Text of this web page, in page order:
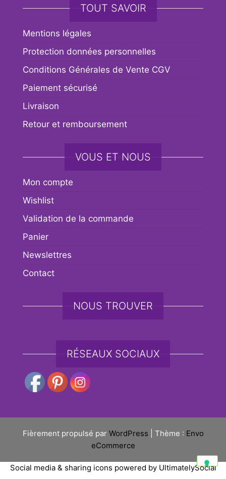
TOUT SAVOIR
Mentions légales
Protection données personnelles
Conditions Générales de Vente CGV
Paiement sécurisé
Livraison
Retour et remboursement
VOUS ET NOUS
Mon compte
Wishlist
Validation de la commande
Panier
Newslettres
Contact
NOUS TROUVER
RÉSEAUX SOCIAUX
Fièrement propulsé par WordPress Thème : Envo
eCommerce
Social media & sharing icons powered by UltimatelySocial